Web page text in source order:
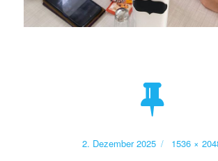
Veröffentlicht
2. Dezember 2025
Volle
1536 ×